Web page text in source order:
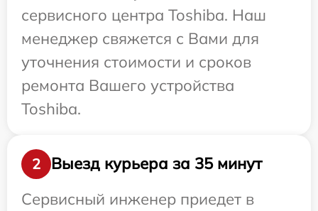
сервисного центра Toshiba. Наш
менеджер свяжется с Вами для
уточнения стоимости и сроков
ремонта Вашего устройства
Toshiba.
2
Выезд курьера за 35 минут
Сервисный инженер приедет в